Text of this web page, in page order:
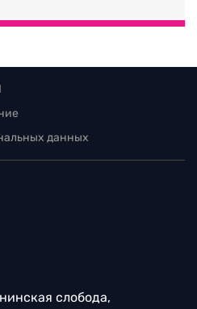
данных
слобода,